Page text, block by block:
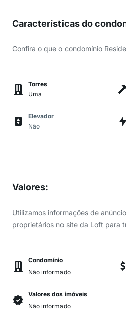
Características do
Confira o que o condomínio
Torres
Uma
Elevador
Não
Valores:
Utilizamos informações de
proprietários no site da Loft para
Condomínio
Não informado
Valores dos imóveis
Não informado